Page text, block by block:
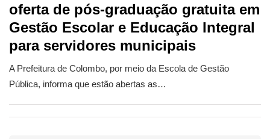
oferta de pós-graduação gratuita em
Gestão Escolar e Educação Integral
para servidores municipais
A Prefeitura de Colombo, por meio da Escola de Gestão
Pública, informa que estão abertas as…